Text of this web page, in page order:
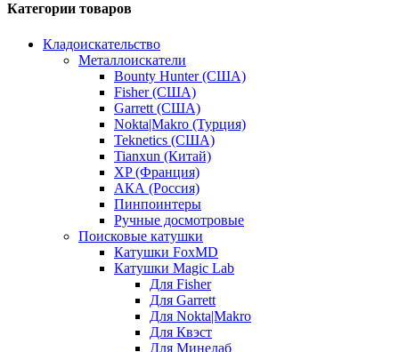
Категории товаров
Кладоискательство
Металлоискатели
Bounty Hunter (США)
Fisher (США)
Garrett (США)
Nokta|Makro (Турция)
Teknetics (США)
Tianxun (Китай)
XP (Франция)
АКА (Россия)
Пинпоинтеры
Ручные досмотровые
Поисковые катушки
Катушки FoxMD
Катушки Magic Lab
Для Fisher
Для Garrett
Для Nokta|Makro
Для Квэст
Для Минелаб